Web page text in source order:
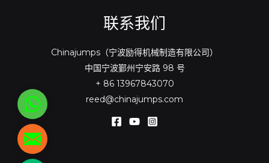
联系我们
Chinajumps（宁波励得机械制造有限公司）
中国宁波鄞州宁安路 98 号
+ 86 13967843070
reed@chinajumps.com
WhatsApp
reed@chinajumps.com